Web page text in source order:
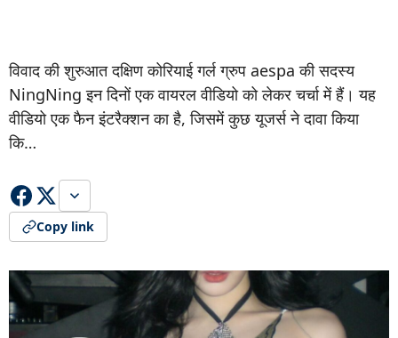
विवाद की शुरुआत दक्षिण कोरियाई गर्ल ग्रुप aespa की सदस्य
NingNing इन दिनों एक वायरल वीडियो को लेकर चर्चा में हैं। यह
वीडियो एक फैन इंटरैक्शन का है, जिसमें कुछ यूजर्स ने दावा किया
कि…
Copy link